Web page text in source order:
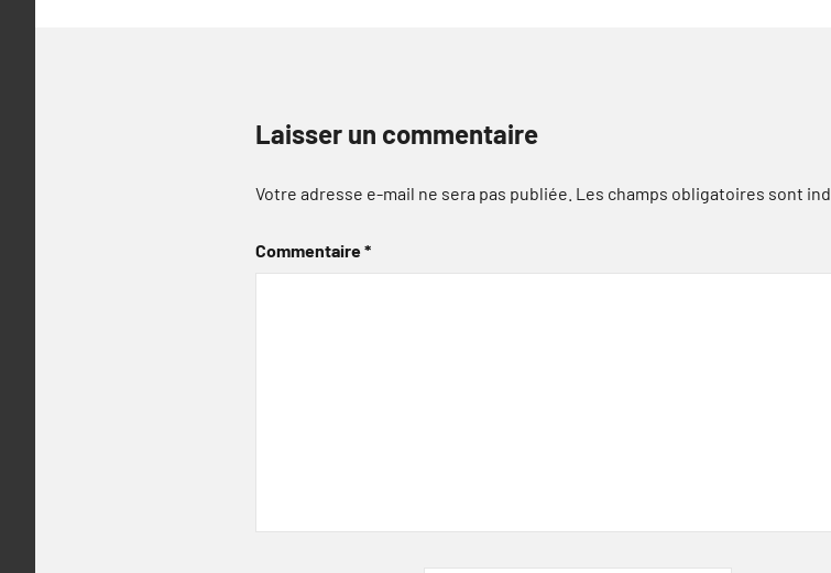
Laisser un commentaire
Votre adresse e-mail ne sera pas publiée. Les champs obligatoires sont
Commentaire*